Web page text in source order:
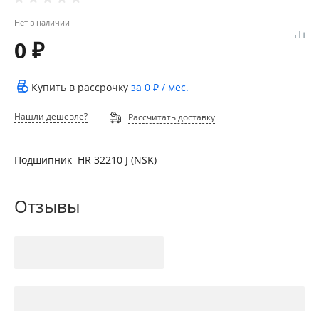
Нет в наличии
0 ₽
Купить в рассрочку за 0 ₽ / мес.
Нашли дешевле? Рассчитать доставку
Подшипник HR 32210 J (NSK)
Отзывы